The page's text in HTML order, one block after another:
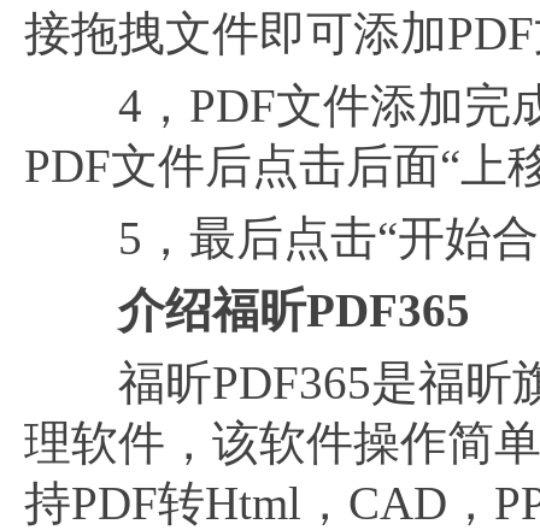
接拖拽文件即可添加
4，PDF文件添加完成
PDF文件后点击后面“上
5，最后点击“开始合
介绍福昕PDF365
福昕PDF365是福昕
理软件，该软件操作简
持PDF转Html，CAD，